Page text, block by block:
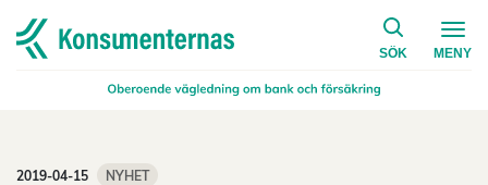
Navigera till startsidan
SÖK
på
MENY
2019-04-15 NYHET